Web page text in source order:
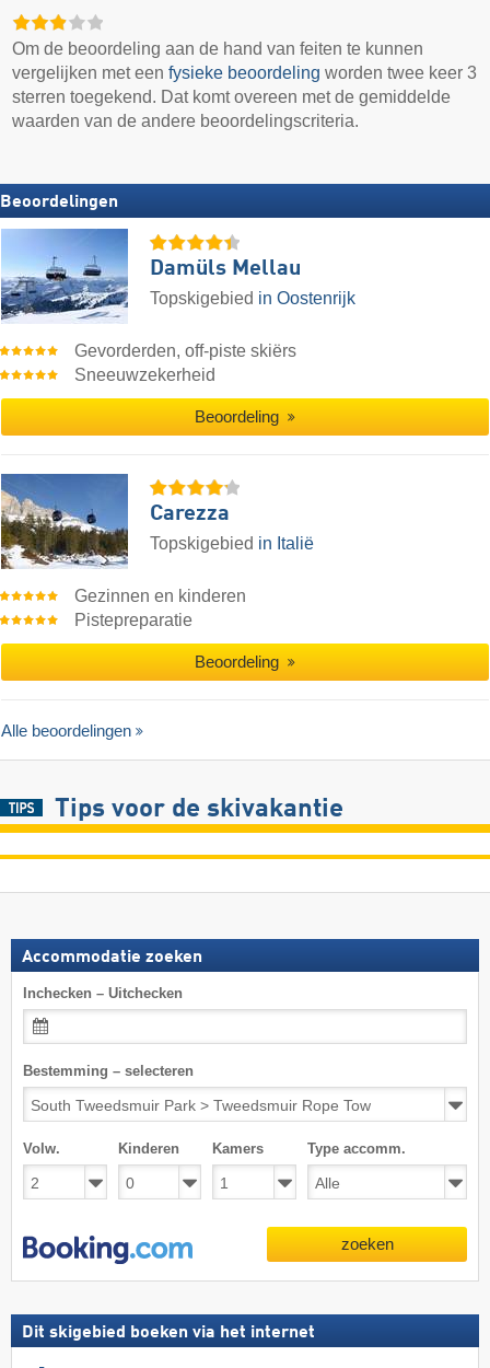
Om de beoordeling aan de hand van feiten te kunnen
vergelijken met eenfysieke beoordeling worden twee keer 3
sterren toegekend. Dat komt overeen met de gemiddelde
waarden van de andere beoordelingscriteria.
Beoordelingen
Damüls Mellau
Topskigebied in Oostenrijk
Gevorderden, off-piste skiërs
Sneeuwzekerheid
Beoordeling
Carezza
Topskigebied in Italië
Gezinnen en kinderen
Pistepreparatie
Beoordeling
Alle beoordelingen
Tips voor de skivakantie
Accommodatie zoeken
Inchecken – Uitchecken
Bestemming – selecteren
Volw. Kinderen Kamers Type accomm.
zoeken
Dit skigebied boeken via het internet